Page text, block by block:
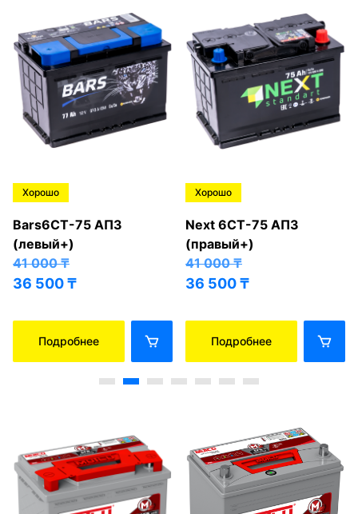
Хорошо
Bars6СТ-75 АПЗ
(левый+)
41 000₸
36 500₸
Подробнее
Хорошо
Next 6СТ-75 АПЗ
(правый+)
41 000₸
36 500₸
Подробнее